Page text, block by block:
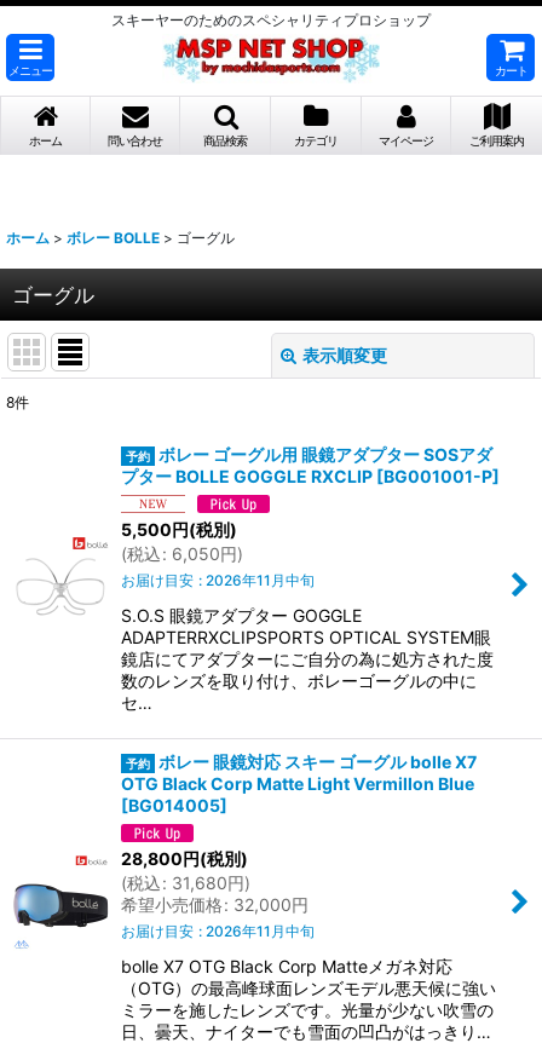
スキーヤーのためのスペシャリティプロショップ
メニュー カート
ホーム 問い合わせ 商品検索 カテゴリ マイページ ご利用案内
ホーム > ボレー BOLLE > ゴーグル
ゴーグル
表示順変更
絞り込む
8件
ボレー ゴーグル用 眼鏡アダプター SOSアダ
プター BOLLE GOGGLE RXCLIP [BG001001-P]
5,500円(税別)
(税込: 6,050円)
お届け目安 : 2026年11月中旬
S.O.S 眼鏡アダプター GOGGLE
ADAPTERRXCLIPSPORTS OPTICAL SYSTEM眼
鏡店にてアダプターにご自分の為に処方された度
数のレンズを取り付け、ボレーゴーグルの中に
セ…
ボレー 眼鏡対応 スキー ゴーグル bolle X7
OTG Black Corp Matte Light Vermillon Blue
[BG014005]
28,800円(税別)
(税込: 31,680円)
希望小売価格: 32,000円
お届け目安 : 2026年11月中旬
bolle X7 OTG Black Corp Matteメガネ対応
（OTG）の最高峰球面レンズモデル悪天候に強い
ミラーを施したレンズです。光量が少ない吹雪の
日、曇天、ナイターでも雪面の凹凸がはっきり…